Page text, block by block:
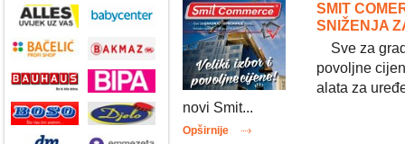
SMIT
SNIŽENJA
Sve za
povoljne
alata za
novi Smit...
Opširnije